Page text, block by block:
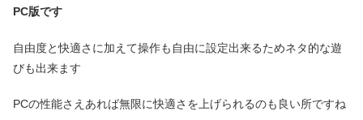
PC版です
自由度と快適さに加えて操作も自由に設定出来るためネタ的な遊
びも出来ます
PCの性能さえあれば無限に快適さを上げられるのも良い所ですね